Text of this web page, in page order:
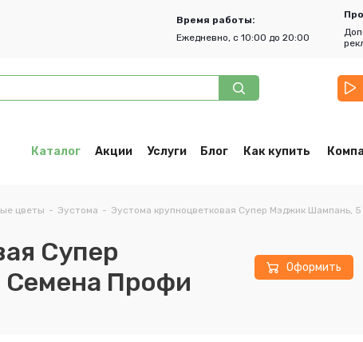
Время работы:
Ежедневно, с 10:00 до 20:00
Каталог Акции Услуги Блог Как купить
цветы - Эустома - Эустома крупноцветковая Супер Мэджик Шампань,
Супер
Профи
Оформить